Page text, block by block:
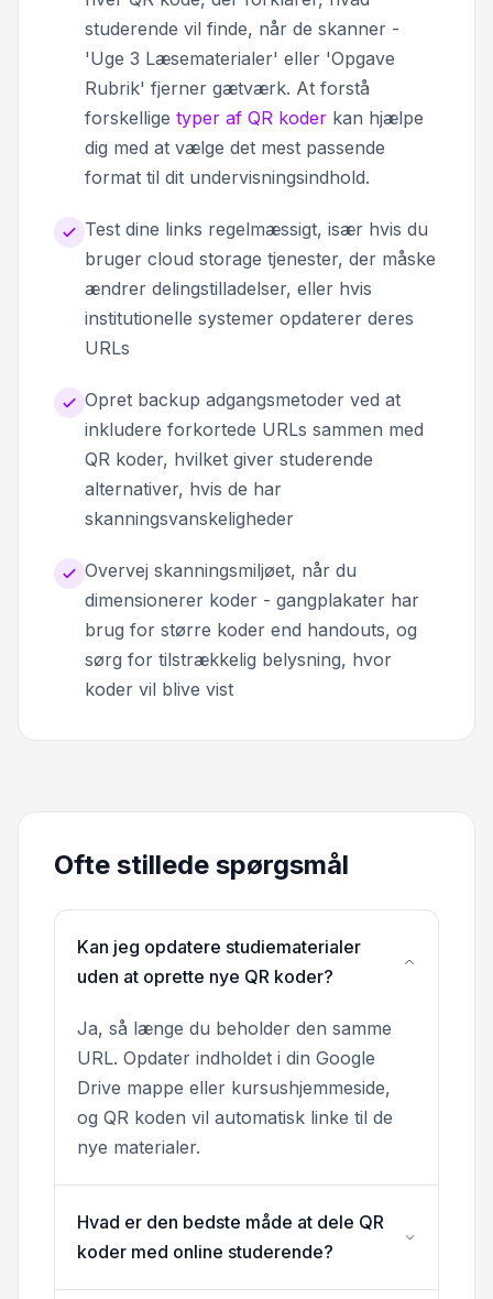
studerende vil finde, når de skanner -
'Uge 3 Læsematerialer' eller 'Opgave
Rubrik' fjerner gætværk. At forstå
forskellige typer af QR koder kan hjælpe
dig med at vælge det mest passende
format til dit undervisningsindhold.
Test dine links regelmæssigt, især hvis du
bruger cloud storage tjenester, der måske
ændrer delingstilladelser, eller hvis
institutionelle systemer opdaterer deres
URLs
Opret backup adgangsmetoder ved at
inkludere forkortede URLs sammen med
QR koder, hvilket giver studerende
alternativer, hvis de har
skanningsvanskeligheder
Overvej skanningsmiljøet, når du
dimensionerer koder - gangplakater har
brug for større koder end handouts, og
sørg for tilstrækkelig belysning, hvor
koder vil blive vist
Ofte stillede spørgsmål
Kan jeg opdatere studiematerialer
uden at oprette nye QR koder?
Ja, så længe du beholder den samme
URL. Opdater indholdet i din Google
Drive mappe eller kursushjemmeside,
og QR koden vil automatisk linke til de
nye materialer.
Hvad er den bedste måde at dele QR
koder med online studerende?